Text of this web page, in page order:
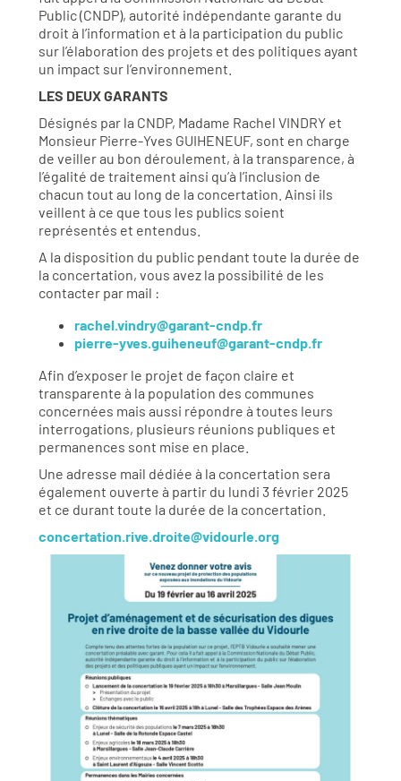
Public (CNDP), autorité indépendante garante du
droit à l’information et à la participation du public
sur l’élaboration des projets et des politiques ayant
un impact sur l’environnement.
LES DEUX GARANTS
Désignés par la CNDP, Madame Rachel VINDRY et
Monsieur Pierre-Yves GUIHENEUF, sont en charge
de veiller au bon déroulement, à la transparence, à
l’égalité de traitement ainsi qu’à l’inclusion de
chacun tout au long de la concertation. Ainsi ils
veillent à ce que tous les publics soient
représentés et entendus.
A la disposition du public pendant toute la durée de
la concertation, vous avez la possibilité de les
contacter par mail :
rachel.vindry@garant-cndp.fr
pierre-yves.guiheneuf@garant-cndp.fr
Afin d’exposer le projet de façon claire et
transparente à la population des communes
concernées mais aussi répondre à toutes leurs
interrogations, plusieurs réunions publiques et
permanences sont mise en place.
Une adresse mail dédiée à la concertation sera
également ouverte à partir du lundi 3 février 2025
et ce durant toute la durée de la concertation.
concertation.rive.droite@vidourle.org